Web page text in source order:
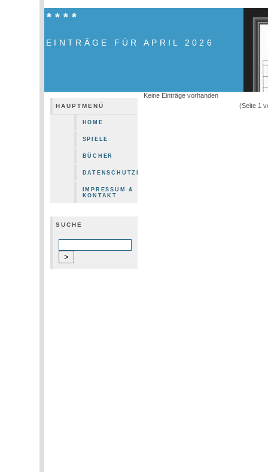
****
EINTRÄGE FÜR APRIL 2026
HAUPTMENÜ
HOME
SPIELE
BÜCHER
DATENSCHUTZERKLÄRUNG
IMPRESSUM &
KONTAKT
SUCHE
Keine Einträge vorhanden
(Seite 1